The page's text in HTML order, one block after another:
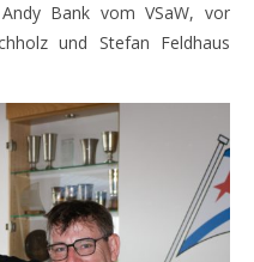
Bank vom VSaW, vor
und Stefan Feldhaus